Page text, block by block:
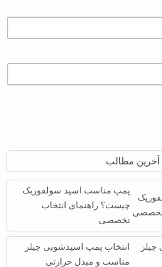
آخرین مطالب
پمپ مناسب اسید سولفوریک
چیست؟ راهنمای انتخاب
تخصصی
انتخاب پمپ اسیدشویی چیلر
مناسب و مبدل حرارتی